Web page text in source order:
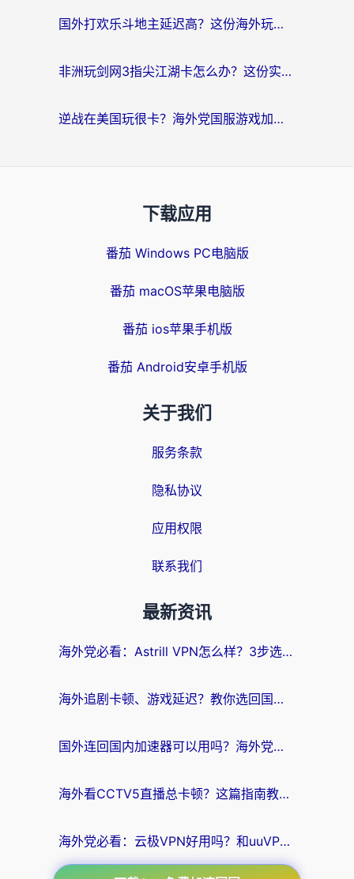
国外打欢乐斗地主延迟高？这份海外玩家国服游戏加速指南帮你解决卡顿烦恼
非洲玩剑网3指尖江湖卡怎么办？这份实测有效的国服游戏加速指南请收好
逆战在美国玩很卡？海外党国服游戏加速终极指南（附DNF宝可梦加速技巧）
下载应用
番茄 Windows PC电脑版
番茄 macOS苹果电脑版
番茄 ios苹果手机版
番茄 Android安卓手机版
关于我们
服务条款
隐私协议
应用权限
联系我们
最新资讯
海外党必看：Astrill VPN怎么样？3步选对回国加速器实现无缝刷剧玩游戏
海外追剧卡顿、游戏延迟？教你选回国加速器，附免费加速器试用一小时福利
国外连回国内加速器可以用吗？海外党亲测实用指南，解决追剧游戏卡顿难题
海外看CCTV5直播总卡顿？这篇指南教你选对回国加速器，无缝刷国内资源
海外党必看：云极VPN好用吗？和uuVPN对比哪个回国效果更好？附真实体验+避坑指南